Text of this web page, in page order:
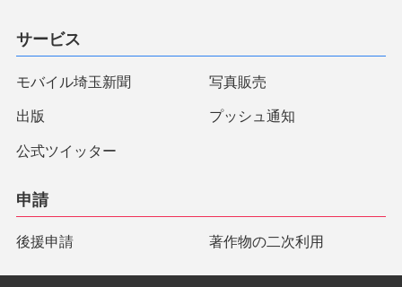
サービス
モバイル埼玉新聞 写真販売
出版 プッシュ通知
公式ツイッター
申請
後援申請 著作物の二次利用